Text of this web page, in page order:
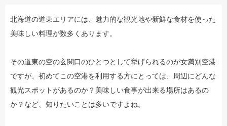
北海道の道東エリアには、魅力的な観光地や新鮮な食材を使った
美味しい料理が数多くあります。
その道東の空の玄関口のひとつとして挙げられるのが女満別空港
ですが、初めてこの空港を利用する方にとっては、周辺にどんな
観光スポットがあるのか？美味しい食事が出来る場所はあるの
か？など、知りたいことは多いですよね。